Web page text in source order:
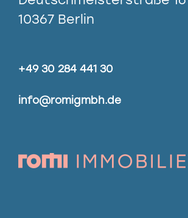
10367 Berlin
+49 30 284 441 30
info@romigmbh.de